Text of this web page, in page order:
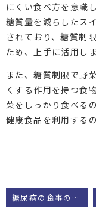
にくい食べ方を意識
糖質量を減らしたス
されており、糖質制
ため、上手に活用しま
また、糖質制限で野
くする作用を持つ食
菜をしっかり食べる
健康食品を利用する
糖尿病の食事のポイント